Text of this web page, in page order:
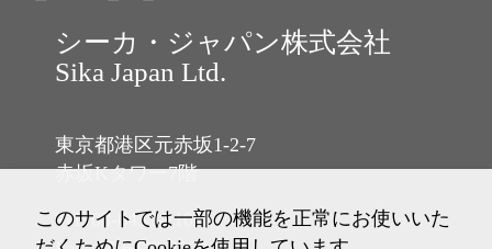
シーカ・ジャパン株式会社
Sika Japan Ltd.
東京都港区元赤坂1-2-7
赤坂Kタワー7階
Tel: 03-6433-2101
このサイトでは一部の機能を正常にお使いいた